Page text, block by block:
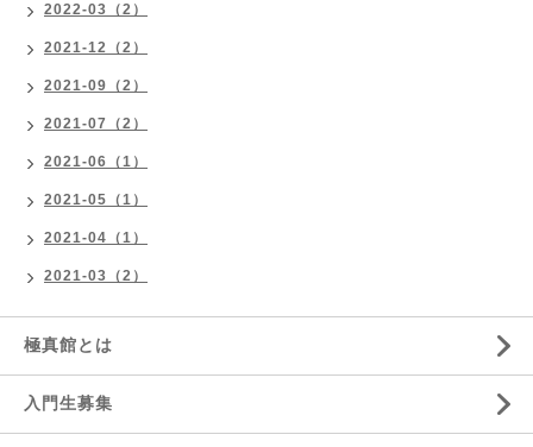
2022-03（2）
2021-12（2）
2021-09（2）
2021-07（2）
2021-06（1）
2021-05（1）
2021-04（1）
2021-03（2）
極真館とは
入門生募集